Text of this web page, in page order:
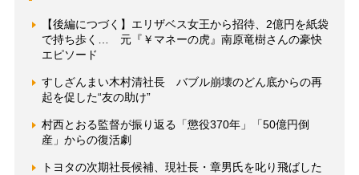
【後編につづく】エリザベス女王から招待、2億円を紙袋
で持ち歩く… 元『￥マネーの虎』南原竜樹さんの豪快
エピソード
すしざんまい木村清社長 バブル崩壊のどん底からの再
起を促した“友の助け”
村西とおる監督が振り返る「懲役370年」「50億円倒
産」からの復活劇
トヨタの次期社長候補、現社長・章男氏を叱り飛ばした